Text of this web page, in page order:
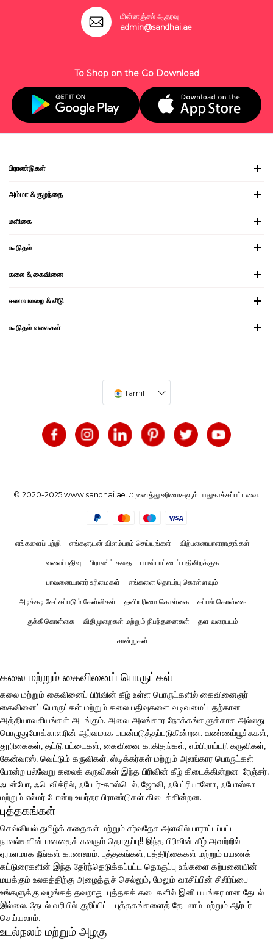
மின்னஞ்சல் ஆதரவு
admin@sandhai.ae
To Shop on the Go Download
பிராண்டுகள்
அம்மா & குழந்தை
மளிகை
கூடுதல்
கலை & கைவினை
சமையலறை & வீடு
கூடுதல் வகைகள்
Tamil
© 2020-2025 www.sandhai.ae. அனைத்து உரிமைகளும் பாதுகாக்கப்பட்டவை.
எங்களைப் பற்றி எங்களுடன் விளம்பரம் செய்யுங்கள் விற்பனையாளராகுங்கள்
வலைப்பதிவு பிராண்ட் கதை பயன்பாட்டைப் பதிவிறக்குக
பாவனையாளர் உரிமைகள் எங்களை தொடர்பு கொள்ளவும்
அடிக்கடி கேட்கப்படும் கேள்விகள் தனியுரிமை கொள்கை கப்பல் கொள்கை
குக்கீ கொள்கை விதிமுறைகள் மற்றும் நிபந்தனைகள் தள வரைபடம்
சான்றுகள்
கலை மற்றும் கைவினைப் பொருட்கள்
கலை மற்றும் கைவினைப் பிரிவின் கீழ் உள்ள பொருட்களில் கைவினைஞர்
கைவினைப் பொருட்கள் மற்றும் கலை பதிவுகளை வடிவமைப்பதற்கான
அத்தியாவசியங்கள் அடங்கும். அவை அலங்கார நோக்கங்களுக்காக அல்லது
பொழுதுபோக்காளரின் ஆர்வமாக பயன்படுத்தப்படுகின்றன. வண்ணப்பூச்சுகள்,
தூரிகைகள், தட்டு பட்டைகள், கைவினை காகிதங்கள், எம்பிராய்டரி கருவிகள்,
கேன்வாஸ், வெட்டும் கருவிகள், ஸ்டிக்கர்கள் மற்றும் அலங்கார பொருட்கள்
போன்ற பல்வேறு கலைக் கருவிகள் இந்த பிரிவின் கீழ் கிடைக்கின்றன. ரேஞ்சர்,
ஃபன்போ, ஃபெவிக்ரில், ஃபேபர்-காஸ்டெல், ஜோவி, ஃபேப்ரியானோ, ஃபோஸ்கா
மற்றும் எல்மர் போன்ற உயர்தர பிராண்டுகள் கிடைக்கின்றன.
புத்தகங்கள்
செவ்வியல் தமிழ்க் கதைகள் மற்றும் சர்வதேச அளவில் பாராட்டப்பட்ட
நாவல்களின் மனதைக் கவரும் தொகுப்பு!! இந்த பிரிவின் கீழ் அவற்றில்
ஏராளமாக நீங்கள் காணலாம். புத்தகங்கள், பத்திரிகைகள் மற்றும் பயணக்
கட்டுரைகளின் இந்த தேர்ந்தெடுக்கப்பட்ட தொகுப்பு உங்களை கற்பனையின்
மயக்கும் உலகத்திற்கு அழைத்துச் செல்லும், மேலும் வாசிப்பின் சிலிர்ப்பை
உங்களுக்கு வழங்கத் தவறாது. புத்தகக் கடைகளில் இனி பயங்கரமான தேடல்
இல்லை. தேடல் வரியில் குறிப்பிட்ட புத்தகங்களைத் தேடலாம் மற்றும் ஆர்டர்
செய்யலாம்.
உடல்நலம் மற்றும் அழகு